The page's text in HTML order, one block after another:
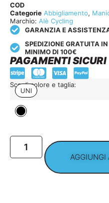
COD
Categorie Abbigliamento,
Marchio: Alè Cycling
GARANZIA E
SPEDIZIONE GRATUITA
MINIMO DI 100€
PAGAMENTI SICURI
Scegli colore e taglia:
UNI
AGGIUNGI